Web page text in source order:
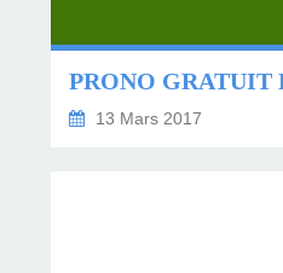
13 Mars 2017